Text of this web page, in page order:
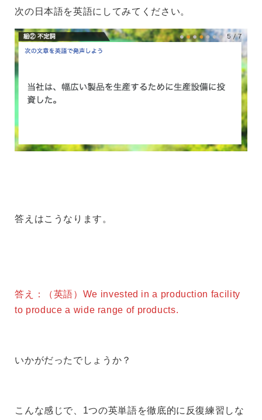
次の日本語を英語にしてみてください。
答えはこうなります。
答え：（英語）We invested in a production facility
to produce a wide range of products.
いかがだったでしょうか？
こんな感じで、1つの英単語を徹底的に反復練習しな